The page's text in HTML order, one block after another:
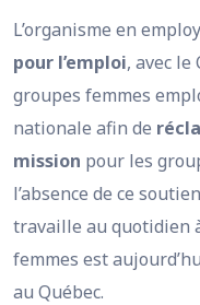
L’organisme en
pour l’emploi, avec le
groupes femmes
nationale afin de
mission pour les
l’absence de ce
travaille au quotidien
femmes est
au Québec.